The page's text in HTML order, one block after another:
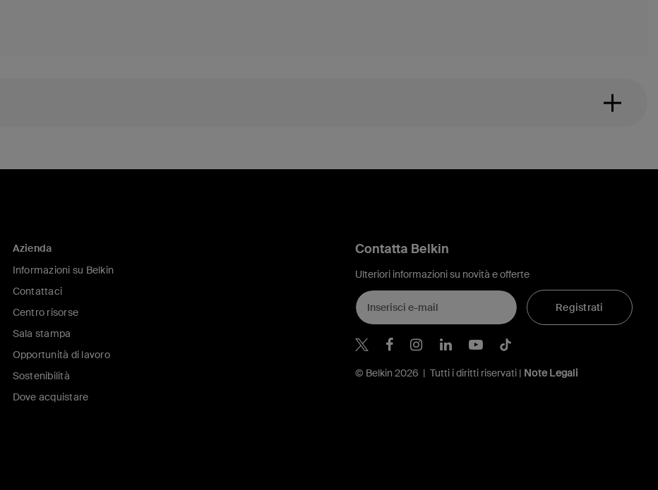
Azienda
Informazioni su Belkin
Contattaci
Centro risorse
Sala stampa
Opportunità di lavoro
Sostenibilità
Dove acquistare
Contatta Belkin
Ulteriori informazioni su novità e offerte
Registrati
Belkin Twitter
Belkin Facebook
Belkin Instagram
Belkin LinkedIn
Belkin Youtube
Belkin TikTok
© Belkin 2026 | Tutti i diritti riservati | Note Legali